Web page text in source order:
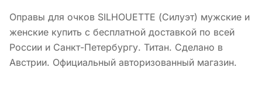
Оправы для очков SILHOUETTE (Силуэт) мужские и
женские купить с бесплатной доставкой по всей
России и Санкт-Петербургу. Титан. Сделано в
Австрии. Официальный авторизованный магазин.